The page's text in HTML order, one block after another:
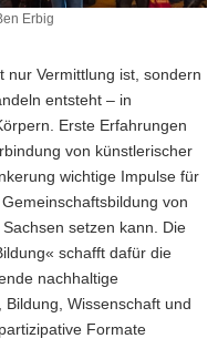
Erbig
nur Vermittlung ist, sondern
entsteht – in
Erste Erfahrungen
von künstlerischer
wichtige Impulse für
von
setzen kann. Die
schafft dafür die
nachhaltige
Wissenschaft und
Formate